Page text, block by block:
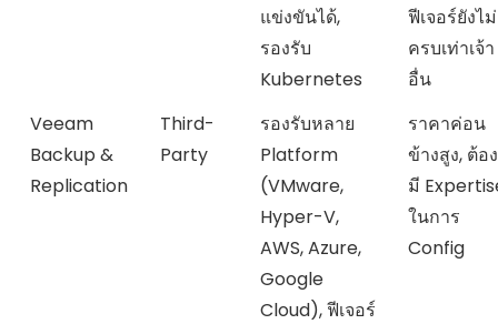
แข่งขันได้,
รองรับ
Kubernetes
ฟีเจอร์ยังไม่
ครบเท่าเจ้า
อื่น
Veeam
Backup &
Replication
Third-
Party
รองรับหลาย
Platform
(VMware,
Hyper-V,
AWS, Azure,
Google
Cloud), ฟีเจอร์
ราคาค่อน
ข้างสูง, ต้อง
มี
ในการ
Config